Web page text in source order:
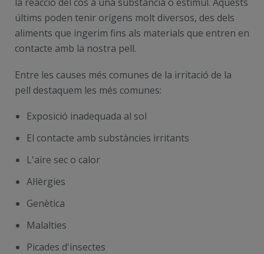
la reacció del cos a una substància o estímul. Aquests
últims poden tenir orígens molt diversos, des dels
aliments que ingerim fins als materials que entren en
contacte amb la nostra pell.
Entre les causes més comunes de la irritació de la
pell destaquem les més comunes:
Exposició inadequada al sol
El contacte amb substàncies irritants
L'aire sec o calor
Al·lèrgies
Genètica
Malalties
Picades d'insectes